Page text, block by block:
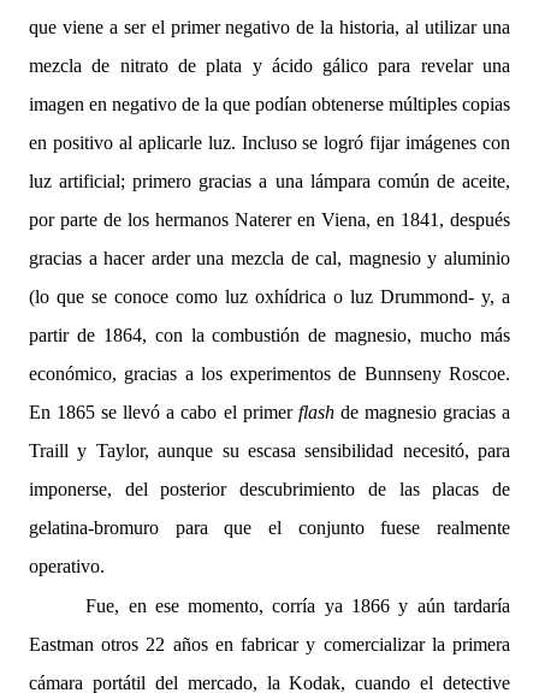
que viene a ser el primer negativo de la historia, al utilizar una
mezcla de nitrato de plata y ácido gálico para revelar una
imagen en negativo de la que podían obtenerse múltiples copias
en positivo al aplicarle luz. Incluso se logró fijar imágenes con
luz artificial; primero gracias a una lámpara común de aceite,
por parte de los hermanos Naterer en Viena, en 1841, después
gracias a hacer arder una mezcla de cal, magnesio y aluminio
(lo que se conoce como luz oxhídrica o luz Drummond- y, a
partir de 1864, con la combustión de magnesio, mucho más
económico, gracias a los experimentos de Bunnseny Roscoe.
En 1865 se llevó a cabo el primer flashde magnesio gracias a
Traill y Taylor, aunque su escasa sensibilidad necesitó, para
imponerse, del posterior descubrimiento de las placas de
gelatina-bromuro para que el conjunto fuese realmente
operativo.
Fue, en ese momento, corría ya 1866 y aún tardaría
Eastman otros 22 años en fabricar y comercializar la primera
cámara portátil del mercado, la Kodak, cuando el detective